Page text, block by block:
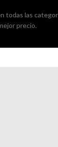
todas las
precio.